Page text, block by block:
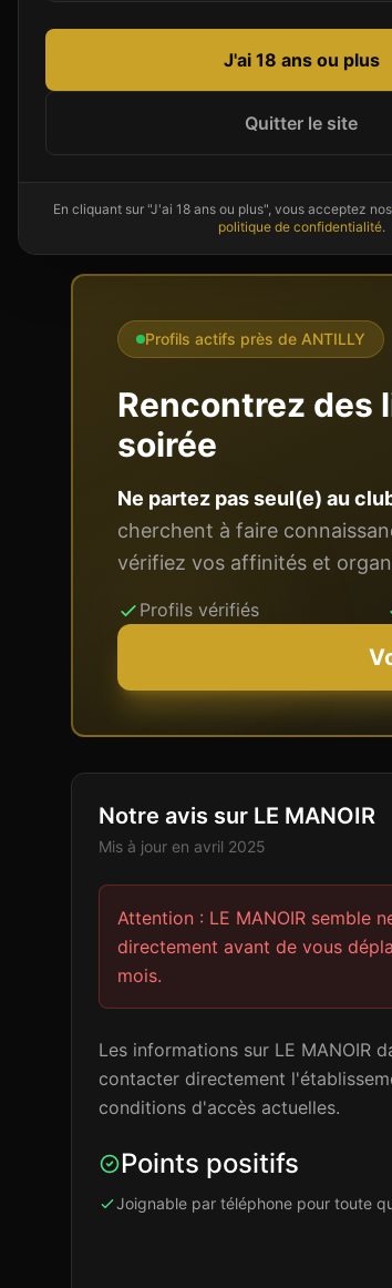
J'ai 18 ans ou plus
Quitter le site
En cliquant sur "J'ai 18 ans ou plus", vous acceptez nos
politique de confidentialité.
Présentation deLE MANOIR
LE MANOIR est un
accueille dans un cadre propice
Le cadre soigné et moderne de
Profils actifs près de ANTILLY
Rencontrez des
soirée
Ne partez pas seul(e) au
cherchent à faire
vérifiez vos affinités et
Profils vérifiés
Notre avis sur LE MANOIR
Mis à jour en avril 2025
Attention : LE MANOIR semble
directement avant de vous
mois.
Les informations sur LE MANOIR
contacter directement
conditions d'accès actuelles.
Points positifs
Joignable par téléphone pour toute